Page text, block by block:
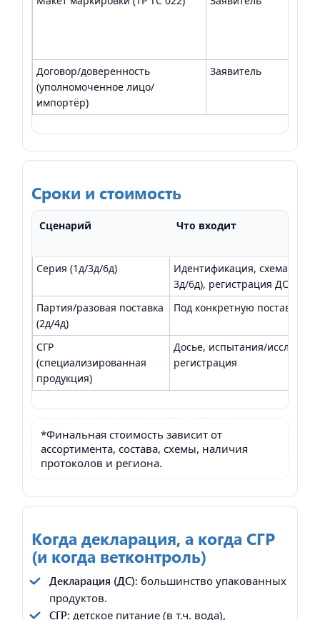
Договор/доверенность
(уполномоченное лицо/
импортёр)
Заявитель
Сроки и стоимость
Сценарий Что входит
Серия (1д/3д/6д)
Идентификация, схема,
3д/6д), регистрация ДС
Партия/разовая поставка
(2д/4д)
Под конкретную поставку,
СГР
(специализированная
продукция)
Досье, испытания/
регистрация
*Финальная стоимость зависит от
ассортимента, состава, схемы, наличия
протоколов и региона.
Когда декларация, а когда СГР
(и когда ветконтроль)
Декларация (ДС): большинство упакованных
продуктов.
СГР: детское питание (в т.ч. вода),